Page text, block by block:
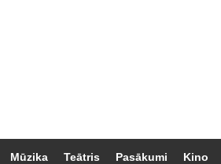
Mūzika Teātris Pasākumi Kino